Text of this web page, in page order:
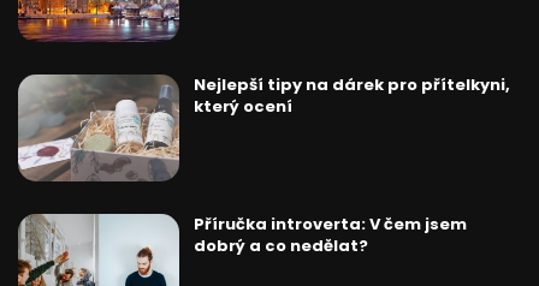
Nejlepší tipy na dárek pro přítelkyni,
který ocení
Příručka introverta: V čem jsem
dobrý a co nedělat?